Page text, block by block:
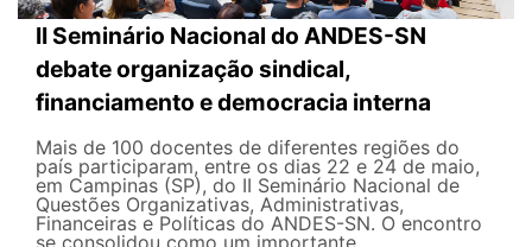
II Seminário Nacional do ANDES-SN
debate organização sindical,
financiamento e democracia interna
Mais de 100 docentes de diferentes regiões do
país participaram, entre os dias 22 e 24 de maio,
em Campinas (SP), do II Seminário Nacional de
Questões Organizativas, Administrativas,
Financeiras e Políticas do ANDES-SN. O encontro